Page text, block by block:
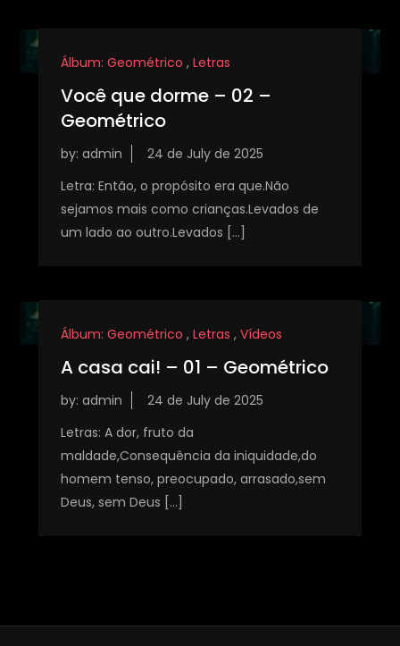
Álbum: Geométrico , Letras
Você que dorme – 02 –
Geométrico
by: admin
Letra: Então, o propósito era que.Não
sejamos mais como crianças.Levados de
um lado ao outro.Levados […]
Álbum: Geométrico , Letras , Vídeos
A casa cai! – 01 – Geométrico
by: admin
Letras: A dor, fruto da
maldade,Consequência da iniquidade,do
homem tenso, preocupado, arrasado,sem
Deus, sem Deus […]